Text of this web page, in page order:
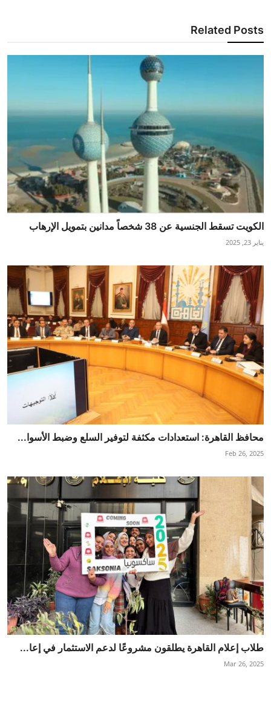
Related Posts
الكويت تسقط الجنسية عن 38 شخصاً مدانين بتمويل الإرهاب
يناير 23, 2025
محافظ القاهرة: استعدادات مكثفة لتوفير السلع وضبط الأسوا...
Feb 26, 2025
طلاب إعلام القاهرة يطلقون مشروعًا لدعم الاستثمار في إعا...
Mar 26, 2025